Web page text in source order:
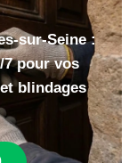
sur-Seine :
pour vos
blindages